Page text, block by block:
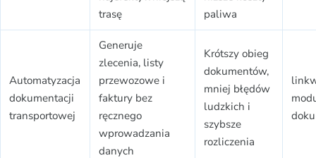
trasę
paliwa
Automatyzacja
dokumentacji
transportowej
Generuje
zlecenia, listy
przewozowe i
faktury bez
ręcznego
wprowadzania
danych
Krótszy obieg
dokumentów,
mniej błędów
ludzkich i
szybsze
rozliczenia